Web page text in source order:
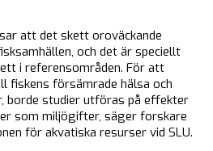
att det skett oroväckande
och det är speciellt
i referensområden. För att
fiskens försämrade hälsa och
borde studier utföras på effekter
som miljögifter, säger forskare
för akvatiska resurser vid SLU.